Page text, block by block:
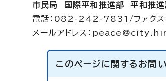
市民局 国際平和推進部 平和推
電話：082-242-7831/ファク
メールアドレス：
このページに関する お問